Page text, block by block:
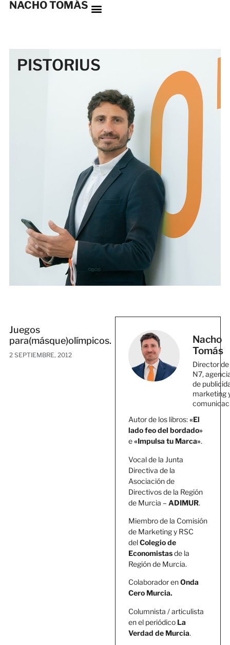
NACHO TOMÁS
PISTORIUS
Juegos
para(másque)olímpicos.
2 SEPTIEMBRE, 2012
Nacho
Tomás
Director de
N7,
de
marketing
Autor de los libros:«El
lado feo del bordado»
e«Impulsa tu Marca».
Vocal de la Junta
Directiva de la
Asociación de
Directivos de la Región
de Murcia – ADIMUR.
Miembro de la Comisión
de Marketing y RSC
delColegio de
Economistasde la
Región de Murcia.
Colaborador enOnda
Cero Murcia.
Columnista / articulista
en el periódico La
Verdad de Murcia.